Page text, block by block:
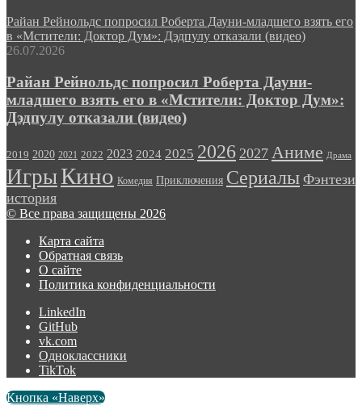
Райан Рейнольдс попросил Роберта Дауни-младшего взять его
в «Мстители: Доктор Дум»: Дэдпулу отказали (видео)
26.07.2026
Райан Рейнольдс попросил Роберта Дауни-
младшего взять его в «Мстители: Доктор Дум»:
Дэдпулу отказали (видео)
2019 2020 2021 2022 2023 2024 2025 2026 2027 Аниме Драма
ИгрыКино Комедия Приключения Сериалы Фэнтези
история
© Все права защищены 2026
Карта сайта
Обратная связь
О сайте
Политика конфиденциальности
LinkedIn
GitHub
vk.com
Одноклассники
TikTok
Кнопка «Наверх»